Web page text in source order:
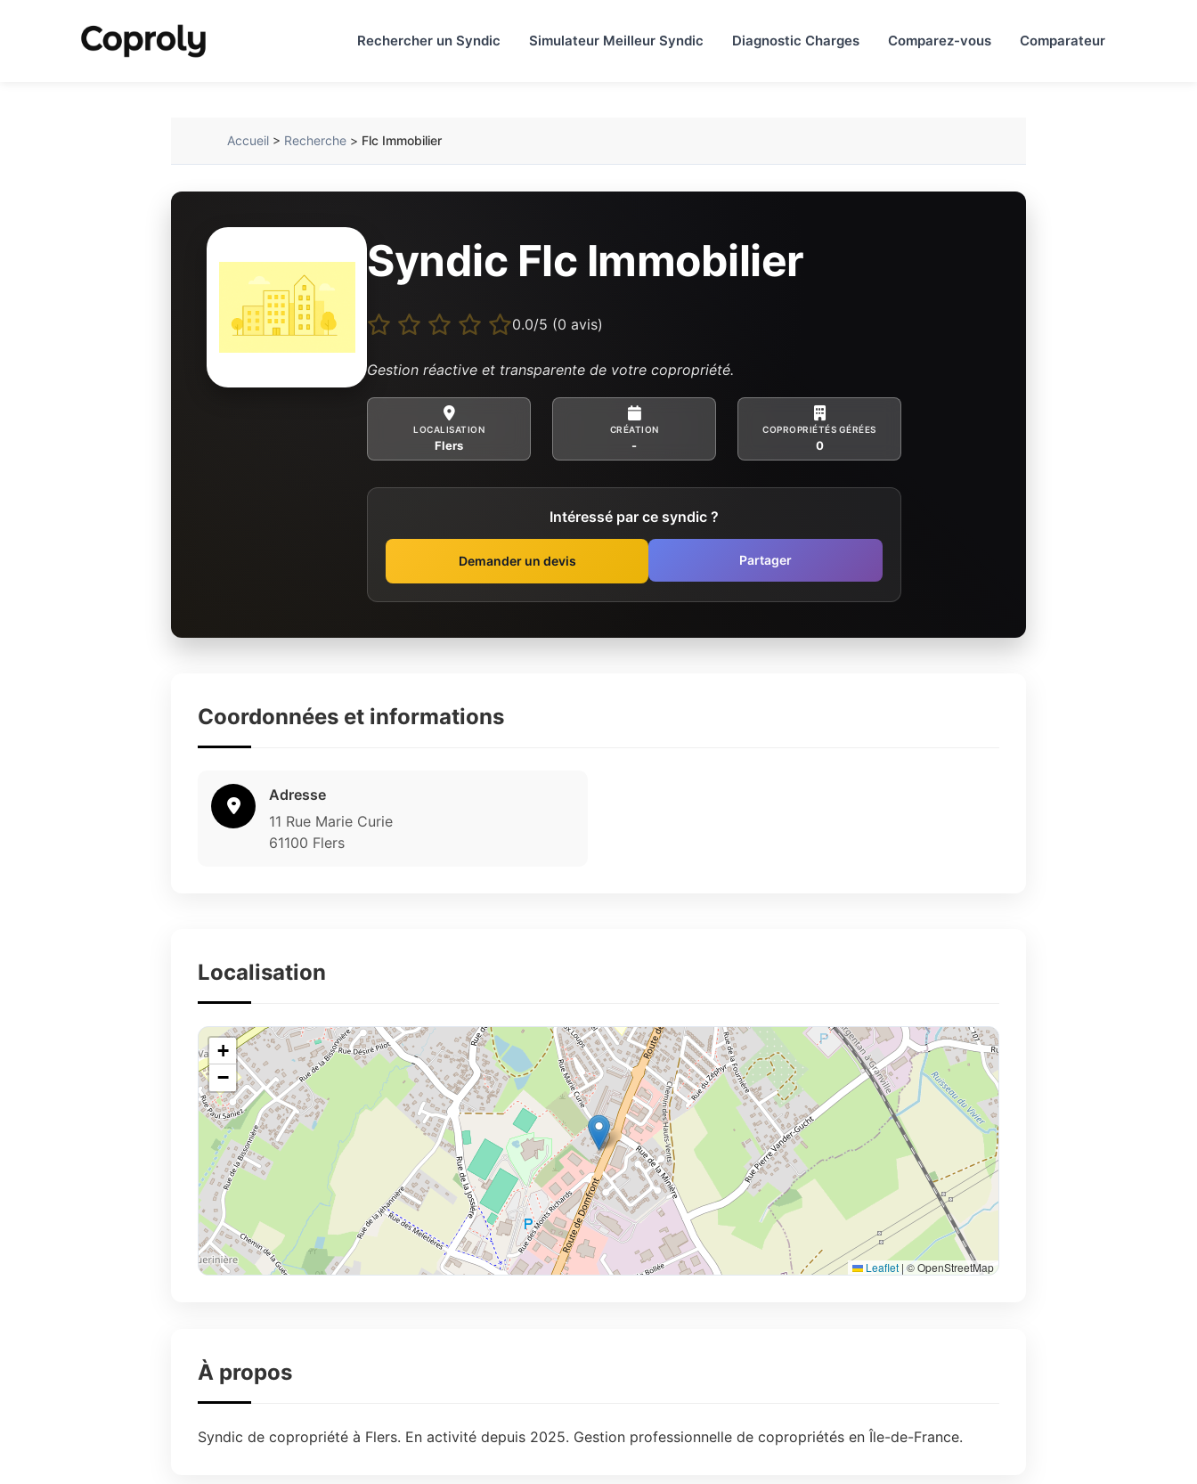
Rechercher un Syndic Simulateur Meilleur Syndic Diagnostic Charges Comparez-vous Comparateur
Accueil > Recherche > Flc Immobilier
Syndic Flc Immobilier
0.0/5 (0 avis)
Gestion réactive et transparente de votre copropriété.
LOCALISATION
Flers
CRÉATION
-
COPROPRIÉTÉS GÉRÉES
0
Intéressé par ce syndic ?
Demander un devis Partager
Coordonnées et informations
Adresse
11 Rue Marie Curie
61100 Flers
Localisation
+
−
Leaflet | © OpenStreetMap
À propos
Syndic de copropriété à Flers. En activité depuis 2025. Gestion professionnelle de copropriétés en Île-de-France.